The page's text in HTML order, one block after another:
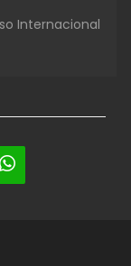
Internacional